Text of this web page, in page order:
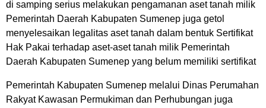
di samping serius melakukan pengamanan aset tanah milik
Pemerintah Daerah Kabupaten Sumenep juga getol
menyelesaikan legalitas aset tanah dalam bentuk Sertifikat
Hak Pakai terhadap aset-aset tanah milik Pemerintah
Daerah Kabupaten Sumenep yang belum memiliki sertifikat
Pemerintah Kabupaten Sumenep melalui Dinas Perumahan
Rakyat Kawasan Permukiman dan Perhubungan juga